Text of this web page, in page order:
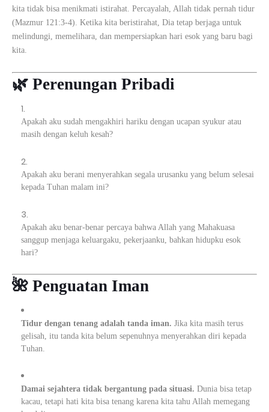
kita tidak bisa menikmati istirahat. Percayalah, Allah tidak pernah tidur
(Mazmur 121:3-4). Ketika kita beristirahat, Dia tetap berjaga untuk
melindungi, memelihara, dan mempersiapkan hari esok yang baru bagi
kita.
🌿 Perenungan Pribadi
Apakah aku sudah mengakhiri hariku dengan ucapan syukur atau
masih dengan keluh kesah?
Apakah aku berani menyerahkan segala urusanku yang belum selesai
kepada Tuhan malam ini?
Apakah aku benar-benar percaya bahwa Allah yang Mahakuasa
sanggup menjaga keluargaku, pekerjaanku, bahkan hidupku esok
hari?
🌺 Penguatan Iman
Tidur dengan tenang adalah tanda iman. Jika kita masih terus
gelisah, itu tanda kita belum sepenuhnya menyerahkan diri kepada
Tuhan.
Damai sejahtera tidak bergantung pada situasi. Dunia bisa tetap
kacau, tetapi hati kita bisa tenang karena kita tahu Allah memegang